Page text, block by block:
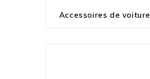
Accessoires de voiture